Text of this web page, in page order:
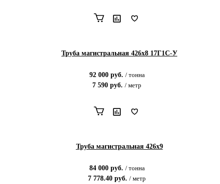
Труба магистральная 426х8 17Г1С-У
92 000руб. / тонна
7 590 руб. / метр
Труба магистральная 426х9
84 000руб. / тонна
7 778.40 руб. / метр